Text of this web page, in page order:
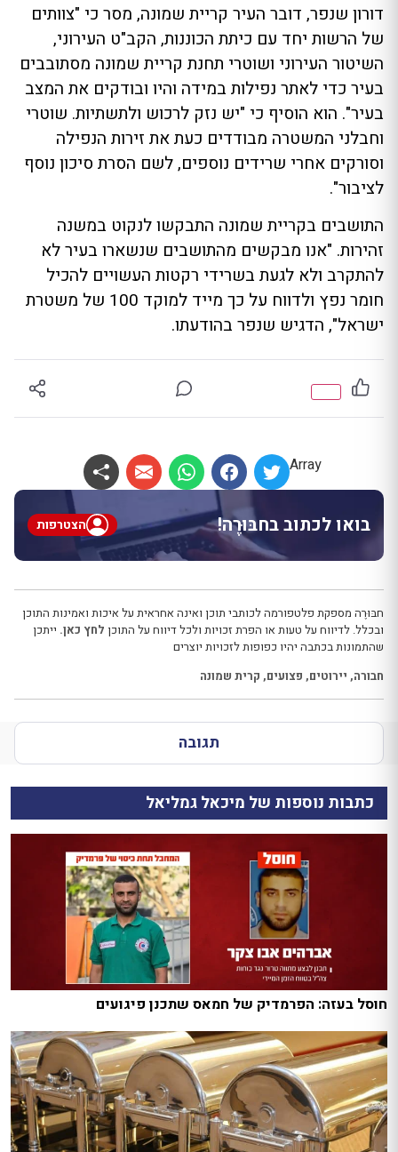
דורון שנפר, דובר העיר קריית שמונה, מסר כי "צוותים
של הרשות יחד עם כיתת הכוננות, הקב"ט העירוני,
השיטור העירוני ושוטרי תחנת קריית שמונה מסתובבים
בעיר כדי לאתר נפילות במידה והיו ובודקים את המצב
בעיר". הוא הוסיף כי "יש נזק לרכוש ולתשתיות. שוטרי
וחבלני המשטרה מבודדים כעת את זירות הנפילה
וסורקים אחרי שרידים נוספים, לשם הסרת סיכון נוסף
לציבור".
התושבים בקריית שמונה התבקשו לנקוט במשנה
זהירות. "אנו מבקשים מהתושבים שנשארו בעיר לא
להתקרב ולא לגעת בשרידי רקטות העשויים להכיל
חומר נפץ ולדווח על כך מייד למוקד 100 של משטרת
ישראל", הדגיש שנפר בהודעתו.
Array
בואו לכתוב בחבּוּרֶה! הצטרפות
חבּוּרֶה מספקת פלטפורמה לכותבי תוכן ואינה אחראית על איכות ואמינות התוכן
ובכלל. לדיווח על טעות או הפרת זכויות ולכל דיווח על התוכן לחץ כאן. ייתכן
שהתמונות בכתבה יהיו כפופות לזכויות יוצרים
חבורה, יירוטים, פצועים, קרית שמונה
תגובה
כתבות נוספות של מיכאל גמליאל
חוסל בעזה: הפרמדיק של חמאס שתכנן פיגועים